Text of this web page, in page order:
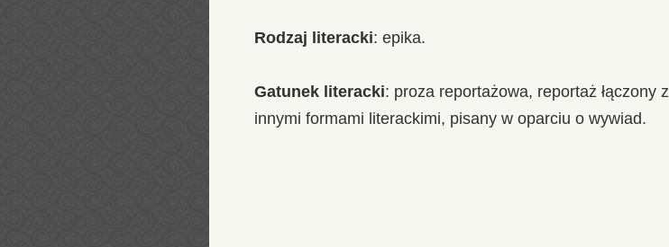
Rodzaj literacki: epika.
Gatunek literacki: proza reportażowa, reportaż łączony z
innymi formami literackimi, pisany w oparciu o wywiad.